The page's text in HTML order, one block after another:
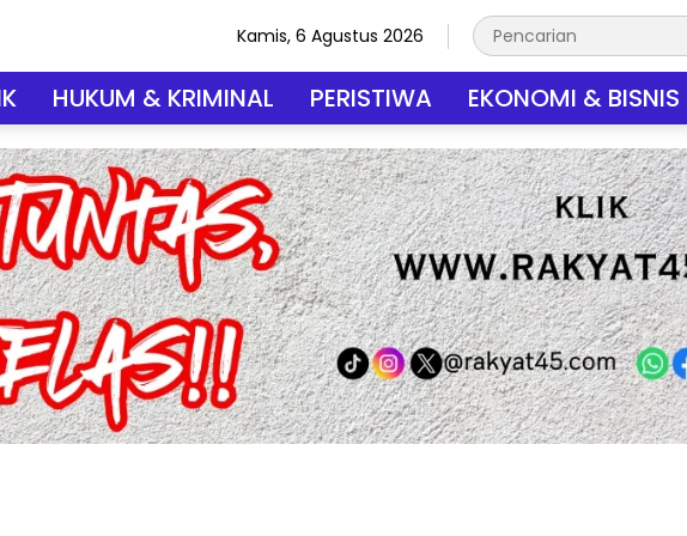
Kamis, 6 Agustus 2026
HUKUM & KRIMINAL PERISTIWA EKONOMI & BISNIS